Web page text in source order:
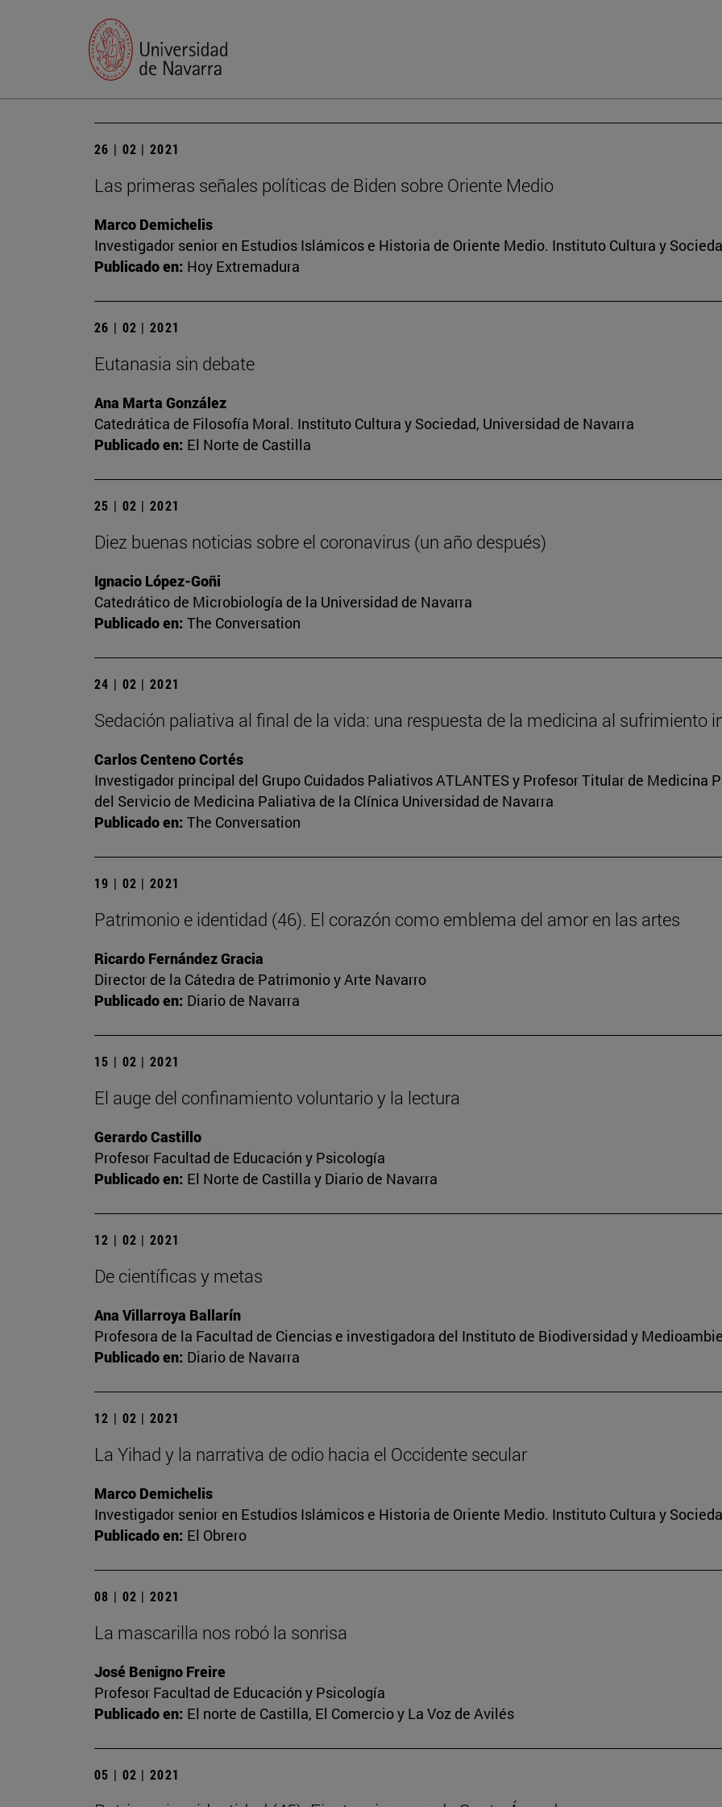
26 | 02 | 2021
Las primeras señales políticas de Biden sobre Oriente Medio
Marco Demichelis
Investigador senior en Estudios Islámicos e Historia de Oriente Medio. Instituto Cultura y
Publicado en: Hoy Extremadura
26 | 02 | 2021
Eutanasia sin debate
Ana Marta González
Catedrática de Filosofía Moral. Instituto Cultura y Sociedad, Universidad de Navarra
Publicado en: El Norte de Castilla
25 | 02 | 2021
Diez buenas noticias sobre el coronavirus (un año después)
Ignacio López-Goñi
Catedrático de Microbiología de la Universidad de Navarra
Publicado en: The Conversation
24 | 02 | 2021
Sedación paliativa al final de la vida: una respuesta de la medicina al sufrimiento
Carlos Centeno Cortés
Investigador principal del Grupo Cuidados Paliativos ATLANTES y Profesor Titular de Medicina
del Servicio de Medicina Paliativa de la Clínica Universidad de Navarra
Publicado en: The Conversation
19 | 02 | 2021
Patrimonio e identidad (46). El corazón como emblema del amor en las artes
Ricardo Fernández Gracia
Director de la Cátedra de Patrimonio y Arte Navarro
Publicado en: Diario de Navarra
15 | 02 | 2021
El auge del confinamiento voluntario y la lectura
Gerardo Castillo
Profesor Facultad de Educación y Psicología
Publicado en: El Norte de Castilla y Diario de Navarra
12 | 02 | 2021
De científicas y metas
Ana Villarroya Ballarín
Profesora de la Facultad de Ciencias e investigadora del Instituto de Biodiversidad y
Publicado en: Diario de Navarra
12 | 02 | 2021
La Yihad y la narrativa de odio hacia el Occidente secular
Marco Demichelis
Investigador senior en Estudios Islámicos e Historia de Oriente Medio. Instituto Cultura y
Publicado en: El Obrero
08 | 02 | 2021
La mascarilla nos robó la sonrisa
José Benigno Freire
Profesor Facultad de Educación y Psicología
Publicado en: El norte de Castilla, El Comercio y La Voz de Avilés
05 | 02 | 2021